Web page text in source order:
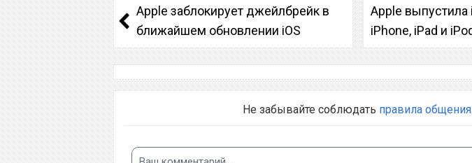
Apple заблокирует джейлбрейк в
ближайшем обновлении iOS
Apple выпустила
iPhone, iPad и
Не забывайте соблюдать правила общения.